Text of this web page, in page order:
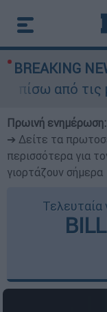
BREAKING
τις
Πρωινή ενημέρωση:
➔ Δείτε τα
περισσότερα για
γιορτάζουν σήμερα
Τελευταία